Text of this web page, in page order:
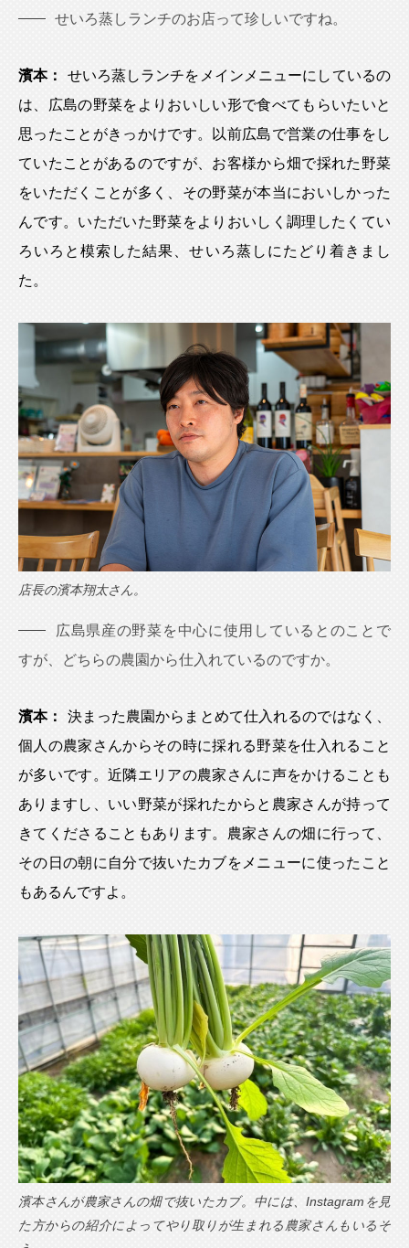
せいろ蒸しランチのお店って珍しいですね。
濱本：
せいろ蒸しランチをメインメニューにしているの
は、広島の野菜をよりおいしい形で食べてもらいたいと
思ったことがきっかけです。以前広島で営業の仕事をし
ていたことがあるのですが、お客様から畑で採れた野菜
をいただくことが多く、その野菜が本当においしかった
んです。いただいた野菜をよりおいしく調理したくてい
ろいろと模索した結果、せいろ蒸しにたどり着きまし
た。
店長の濱本翔太さん。
広島県産の野菜を中心に使用しているとのことで
すが、どちらの農園から仕入れているのですか。
濱本：
決まった農園からまとめて仕入れるのではなく、
個人の農家さんからその時に採れる野菜を仕入れること
が多いです。近隣エリアの農家さんに声をかけることも
ありますし、いい野菜が採れたからと農家さんが持って
きてくださることもあります。農家さんの畑に行って、
その日の朝に自分で抜いたカブをメニューに使ったこと
もあるんですよ。
濱本さんが農家さんの畑で抜いたカブ。中には、Instagramを見
た方からの紹介によってやり取りが生まれる農家さんもいるそ